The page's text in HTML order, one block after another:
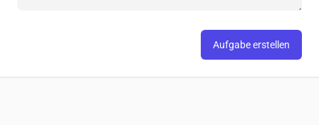
Aufgabe erstellen